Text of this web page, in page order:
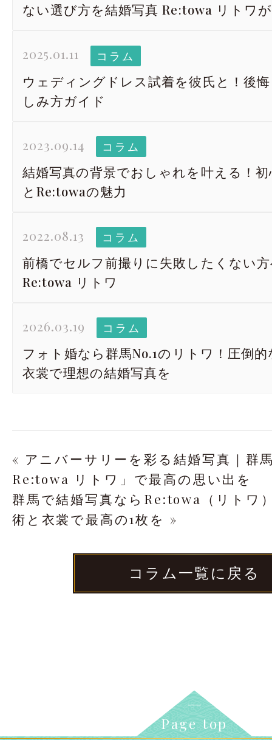
ない選び方を結婚写真 Re:towa リトワ
2025.01.11 コラム
ウェディングドレス試着を彼氏と！後
しみ方ガイド
2023.09.14 コラム
結婚写真の背景でおしゃれを叶える！
とRe:towaの魅力
2022.08.13 コラム
前橋でセルフ前撮りに失敗したくない
Re:towa リトワ
2026.03.19 コラム
フォト婚なら群馬No.1のリトワ！圧倒
衣裳で理想の結婚写真を
« アニバーサリーを彩る結婚写真｜群
Re:towa リトワ」で最高の思い出を
群馬で結婚写真ならRe:towa（リトワ
術と衣裳で最高の1枚を »
コラム一覧に戻る
Page top